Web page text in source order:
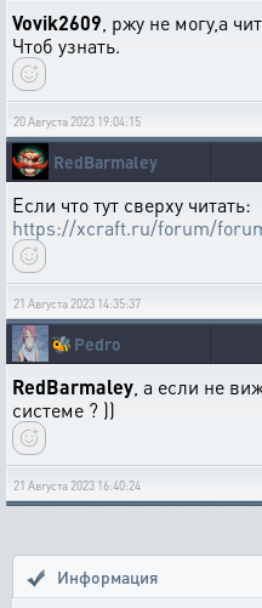
Vovik2609 , ржу не могу,а
Чтоб узнать.
20 Августа 2023 19:04:15
RedBarmaley
Если что тут сверху читать:
https://xcraft.ru/forum/
21 Августа 2023 14:35:37
🐝 Pedro
RedBarmaley , а если не
системе ? ))
21 Августа 2023 16:40:24
Информация